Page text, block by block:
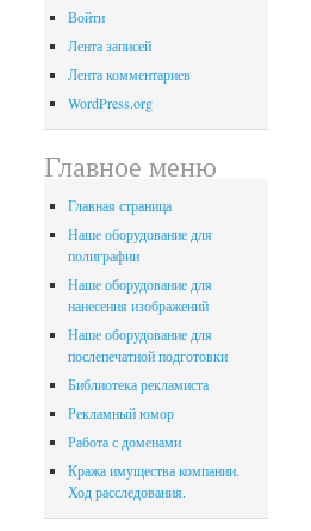
Войти
Лента записей
Лента комментариев
WordPress.org
Главное меню
Главная страница
Наше оборудование для
полиграфии
Наше оборудование для
нанесения изображений
Наше оборудование для
послепечатной подготовки
Библиотека рекламиста
Рекламный юмор
Работа с доменами
Кража имущества компании.
Ход расследования.